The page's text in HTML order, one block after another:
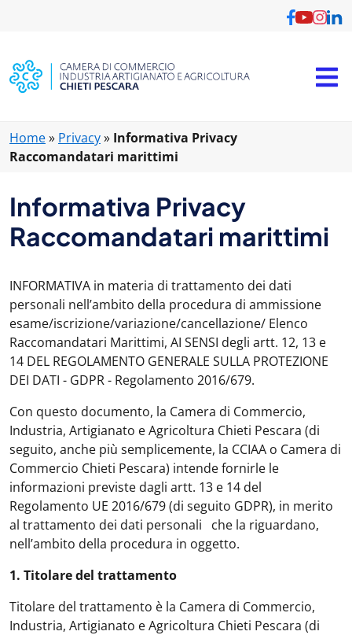
Home» Privacy» Informativa Privacy
Raccomandatari marittimi
Informativa Privacy
Raccomandatari marittimi
INFORMATIVA in materia di trattamento dei dati
personali nell’ambito della procedura di ammissione
esame/iscrizione/variazione/cancellazione/ Elenco
Raccomandatari Marittimi, AI SENSI degli artt. 12, 13 e
14 DEL REGOLAMENTO GENERALE SULLA PROTEZIONE
DEI DATI - GDPR - Regolamento 2016/679.
Con questo documento, la Camera di Commercio,
Industria, Artigianato e Agricoltura Chieti Pescara (di
seguito, anche più semplicemente, la CCIAA o Camera di
Commercio Chieti Pescara) intende fornirle le
informazioni previste dagli artt. 13 e 14 del
Regolamento UE 2016/679 (di seguito GDPR), in merito
al trattamento dei dati personali che la riguardano,
nell’ambito della procedura in oggetto.
1. Titolare del trattamento
Titolare del trattamento è la Camera di Commercio,
Industria, Artigianato e Agricoltura Chieti Pescara (di